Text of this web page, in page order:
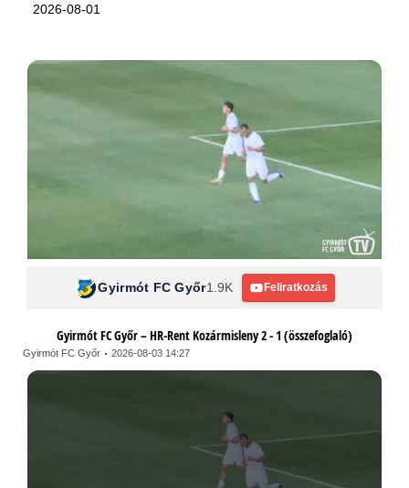
2026-08-01
Gyirmót FC Győr1.9K Feliratkozás
Gyirmót FC Győr – HR-Rent Kozármisleny 2 - 1 (összefoglaló)
Gyirmót FC Győr 2026-08-03 14:27